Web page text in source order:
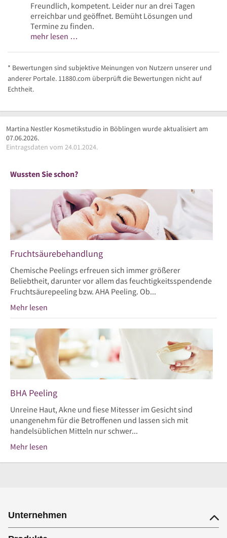
Freundlich, kompetent. Leider nur an drei Tagen
erreichbar und geöffnet. Bemüht Lösungen und
Termine zu finden.
mehr lesen …
* Bewertungen sind subjektive Meinungen von Nutzern unserer und
anderer Portale. 11880.com überprüft die Bewertungen nicht auf
Echtheit.
Martina Nestler Kosmetikstudio in Böblingen wurde aktualisiert am
07.06.2026.
Eintragsdaten vom 24.01.2024.
Wussten Sie schon?
Fruchtsäurebehandlung
Chemische Peelings erfreuen sich immer größerer
Beliebtheit, darunter vor allem das feuchtigkeitsspendende
Fruchtsäurepeeling bzw. AHA Peeling. Ob...
Mehr lesen
BHA Peeling
Unreine Haut, Akne und fiese Mitesser im Gesicht sind
unangenehm für die Betroffenen und lassen sich mit
handelsüblichen Mitteln nur schwer...
Mehr lesen
Unternehmen